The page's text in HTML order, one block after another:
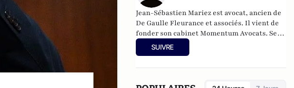
Jean-Sébastien Mariez est avocat, ancien de
De Gaulle Fleurance et associés. Il vient de
fonder son cabinet Momentum Avocats. Ses
fonctions successives l’ont amené à être
partie prenante des évolutions
vidéo, e-commerce et moteurs de
SUIVRE